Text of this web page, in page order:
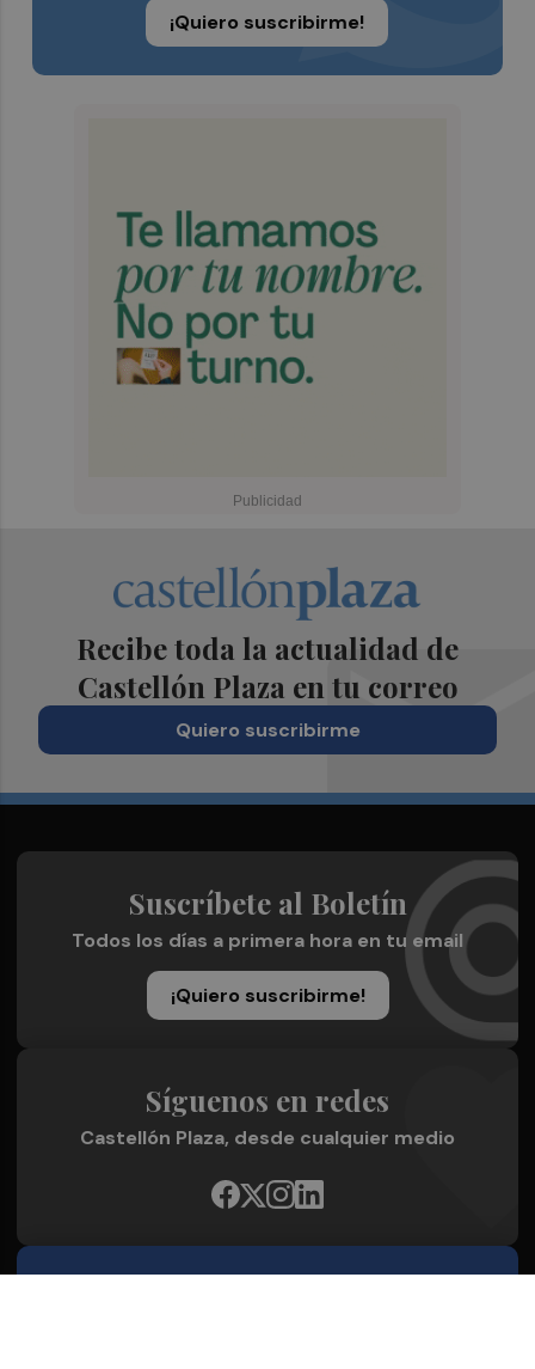
¡Quiero suscribirme!
Recibe toda la actualidad de
Castellón Plaza en tu correo
Quiero suscribirme
Suscríbete al Boletín
Todos los días a primera hora en tu email
¡Quiero suscribirme!
Síguenos en redes
Castellón Plaza, desde cualquier medio